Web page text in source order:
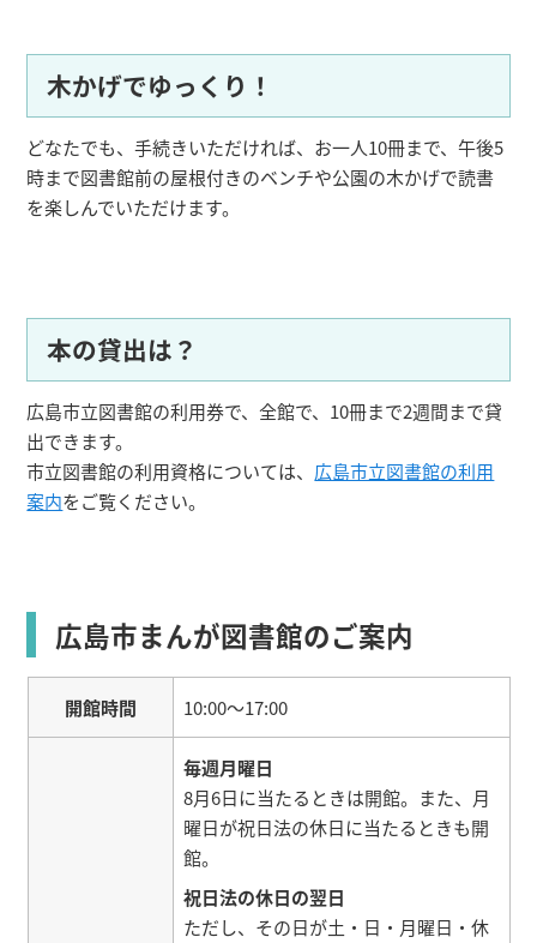
木かげでゆっくり！
どなたでも、手続きいただければ、お一人10冊まで、午後5
時まで図書館前の屋根付きのベンチや公園の木かげで読書
を楽しんでいただけます。
本の貸出は？
広島市立図書館の利用券で、全館で、10冊まで2週間まで貸
出できます。
市立図書館の利用資格については、 広島市立図書館の利用
案内をご覧ください。
広島市まんが図書館のご案内
開館時間 10:00～17:00
毎週月曜日
8月6日に当たるときは開館。また、月
曜日が祝日法の休日に当たるときも開
館。
祝日法の休日の翌日
ただし、その日が土・日・月曜日・休